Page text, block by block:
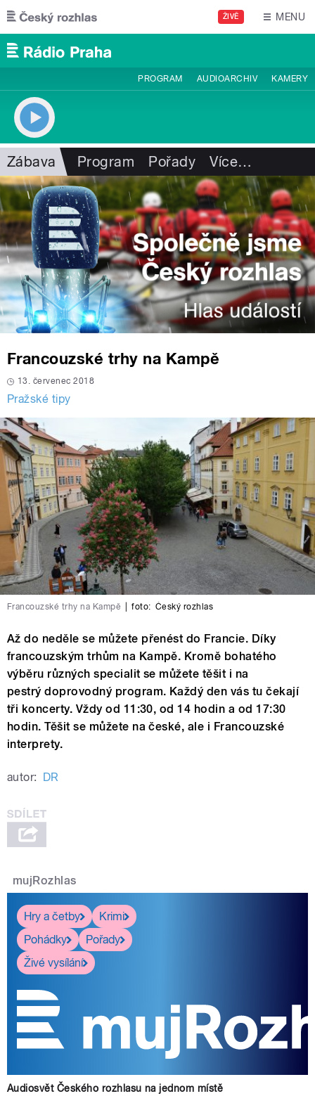
Přejít k hlavnímu obsahu
ŽIVĚ MENU
PROGRAM AUDIOARCHIV KAMERY
Zábava Program Pořady Více…
Francouzské trhy na Kampě
13. červenec 2018
Pražské tipy
Francouzské trhy na Kampě foto: Český rozhlas
Až do neděle se můžete přenést do Francie. Díky
francouzským trhům na Kampě. Kromě bohatého
výběru různých specialit se můžete těšit i na
pestrý doprovodný program. Každý den vás tu čekají
tři koncerty. Vždy od 11:30, od 14 hodin a od 17:30
hodin. Těšit se můžete na české, ale i Francouzské
interprety.
autor: DR
mujRozhlas
Hry a četby
Krimi
Pohádky
Pořady
Živé vysílání
Audiosvět Českého rozhlasu na jednom místě